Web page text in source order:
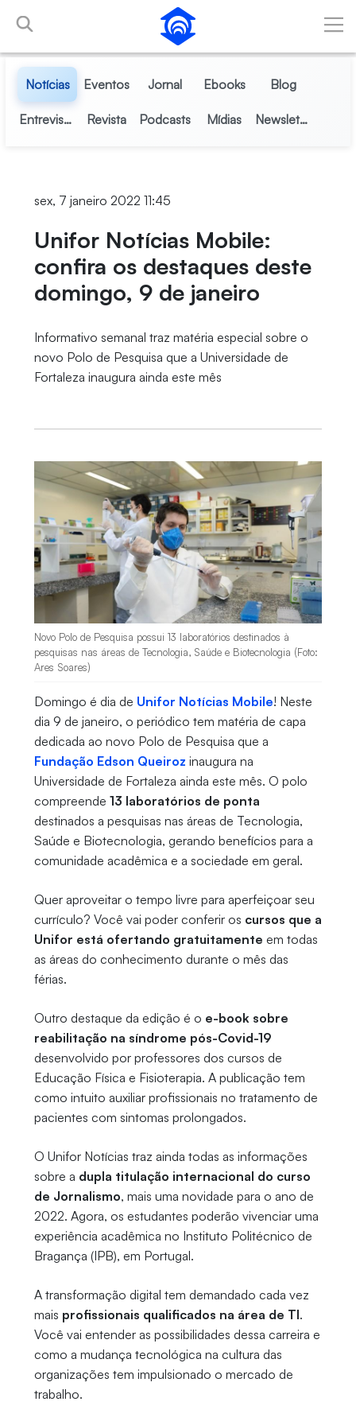
Pular para o Conteúdo principal
Notícias Eventos Jornal Ebooks Blog
Entrevistas Revista Podcasts Mídias Newsletter
sex, 7 janeiro 2022 11:45
Unifor Notícias Mobile:
confira os destaques deste
domingo, 9 de janeiro
Informativo semanal traz matéria especial sobre o
novo Polo de Pesquisa que a Universidade de
Fortaleza inaugura ainda este mês
Novo Polo de Pesquisa possui 13 laboratórios destinados à
pesquisas nas áreas de Tecnologia, Saúde e Biotecnologia (Foto:
Ares Soares)
Domingo é dia de Unifor Notícias Mobile! Neste
dia 9 de janeiro, o periódico tem matéria de capa
dedicada ao novo Polo de Pesquisa que a
Fundação Edson Queiroz inaugura na
Universidade de Fortaleza ainda este mês. O polo
compreende 13 laboratórios de ponta
destinados a pesquisas nas áreas de Tecnologia,
Saúde e Biotecnologia, gerando benefícios para a
comunidade acadêmica e a sociedade em geral.
Quer aproveitar o tempo livre para aperfeiçoar seu
currículo? Você vai poder conferir os cursos que a
Unifor está ofertando gratuitamente em todas
as áreas do conhecimento durante o mês das
férias.
Outro destaque da edição é o e-book sobre
reabilitação na síndrome pós-Covid-19
desenvolvido por professores dos cursos de
Educação Física e Fisioterapia. A publicação tem
como intuito auxiliar profissionais no tratamento de
pacientes com sintomas prolongados.
O Unifor Notícias traz ainda todas as informações
sobre a dupla titulação internacional do curso
de Jornalismo, mais uma novidade para o ano de
2022. Agora, os estudantes poderão vivenciar uma
experiência acadêmica no Instituto Politécnico de
Bragança (IPB), em Portugal.
A transformação digital tem demandado cada vez
mais profissionais qualificados na área de TI.
Você vai entender as possibilidades dessa carreira e
como a mudança tecnológica na cultura das
organizações tem impulsionado o mercado de
trabalho.